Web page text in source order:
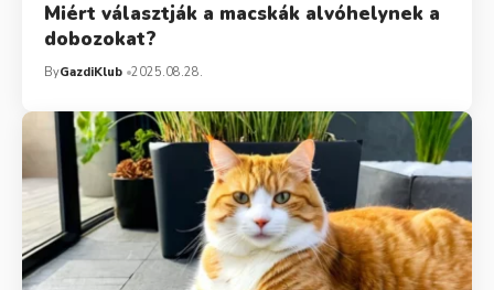
Miért választják a macskák alvóhelynek a
dobozokat?
ByGazdiKlub 2025.08.28.